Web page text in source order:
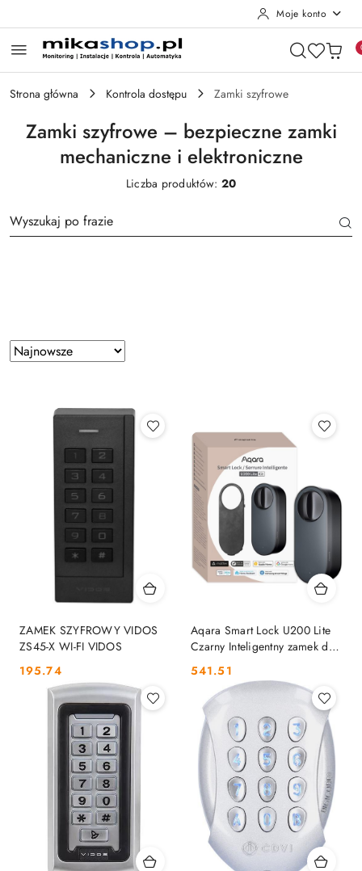
Moje konto
Strona główna Kontrola dostępu Zamki szyfrowe
Zamki szyfrowe – bezpieczne zamki
mechaniczne i elektroniczne
Liczba produktów: 20
Zastosowano
sortowanie:
Sortuj
według
ZAMEK SZYFROWY VIDOS
ZS45-X WI-FI VIDOS
Cena:
195.74
Aqara Smart Lock U200 Lite
Czarny Inteligentny zamek do
drzwi EL-D03D AQARA
Cena:
541.51